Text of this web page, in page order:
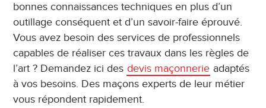
bonnes connaissances techniques en plus d’un
outillage conséquent et d’un savoir-faire éprouvé.
Vous avez besoin des services de professionnels
capables de réaliser ces travaux dans les règles de
l’art ? Demandez ici des devis maçonnerie adaptés
à vos besoins. Des maçons experts de leur métier
vous répondent rapidement.